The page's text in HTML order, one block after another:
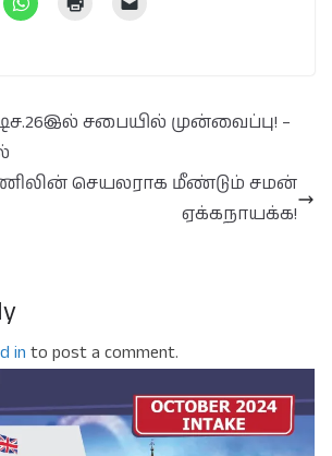
டிச.26இல் சபையில் முன்வைப்பு! –
செயலராக மீண்டும் சமன்
ஏக்கநாயக்க!
in to post a comment.